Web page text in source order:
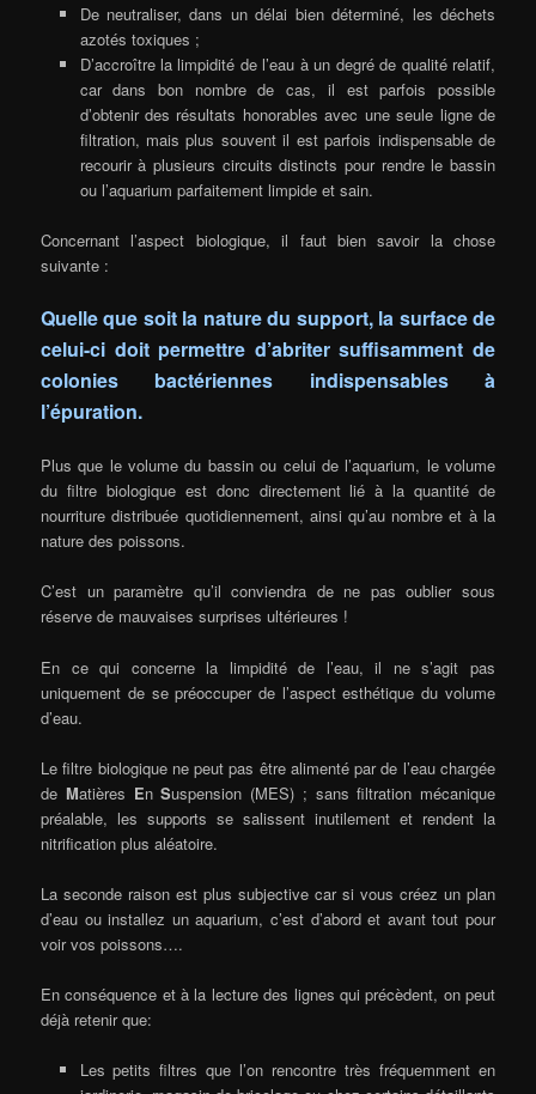
De neutraliser, dans un délai bien déterminé, les déchets
azotés toxiques ;
D’accroître la limpidité de l’eau à un degré de qualité relatif,
car dans bon nombre de cas, il est parfois possible
d’obtenir des résultats honorables avec une seule ligne de
filtration, mais plus souvent il est parfois indispensable de
recourir à plusieurs circuits distincts pour rendre le bassin
ou l’aquarium parfaitement limpide et sain.
Concernant l’aspect biologique, il faut bien savoir la chose
suivante :
Quelle que soit la nature du support, la surface de
celui-ci doit permettre d’abriter suffisamment de
colonies bactériennes indispensables à
l’épuration.
Plus que le volume du bassin ou celui de l’aquarium, le volume
du filtre biologique est donc directement lié à la quantité de
nourriture distribuée quotidiennement, ainsi qu’au nombre et à la
nature des poissons.
C’est un paramètre qu’il conviendra de ne pas oublier sous
réserve de mauvaises surprises ultérieures !
En ce qui concerne la limpidité de l’eau, il ne s’agit pas
uniquement de se préoccuper de l’aspect esthétique du volume
d’eau.
Le filtre biologique ne peut pas être alimenté par de l’eau chargée
de Matières EnSuspension (MES) ; sans filtration mécanique
préalable, les supports se salissent inutilement et rendent la
nitrification plus aléatoire.
La seconde raison est plus subjective car si vous créez un plan
d’eau ou installez un aquarium, c’est d’abord et avant tout pour
voir vos poissons….
En conséquence et à la lecture des lignes qui précèdent, on peut
déjà retenir que:
Les petits filtres que l’on rencontre très fréquemment en